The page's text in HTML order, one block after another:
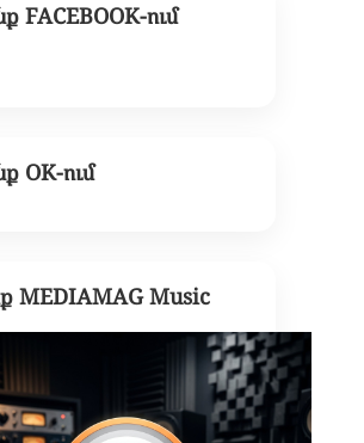
FACEBOOK-ում
OK-ում
MEDIAMAG Music